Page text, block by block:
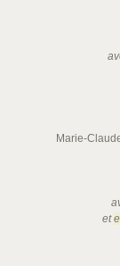
Marie-
et